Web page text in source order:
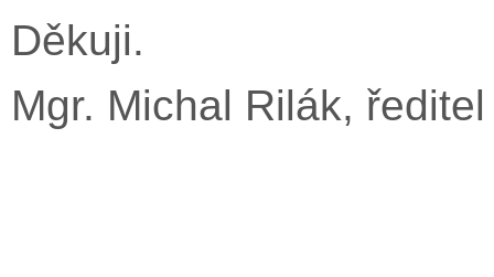
Děkuji.
Mgr. Michal Rilák,